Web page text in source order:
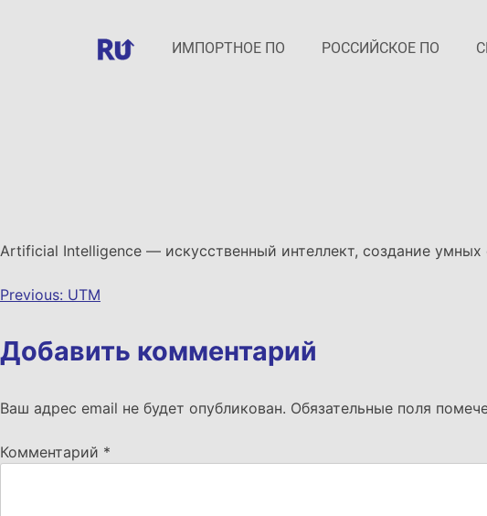
ИМПОРТНОЕ ПО РОССИЙСКОЕ ПО
Artificial Intelligence — искусственный интеллект, создание умных
Previous: UTM
Добавить комментарий
Ваш адрес email не будет опубликован. Обязательные поля
Комментарий *